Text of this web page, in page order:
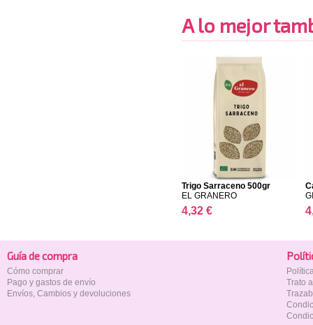
A lo mejor
Trigo Sarraceno 500gr
EL GRANERO
4,32 €
Guía de compra
Cómo comprar
Pago y gastos de envío
Envíos, Cambios y devoluciones
Trato